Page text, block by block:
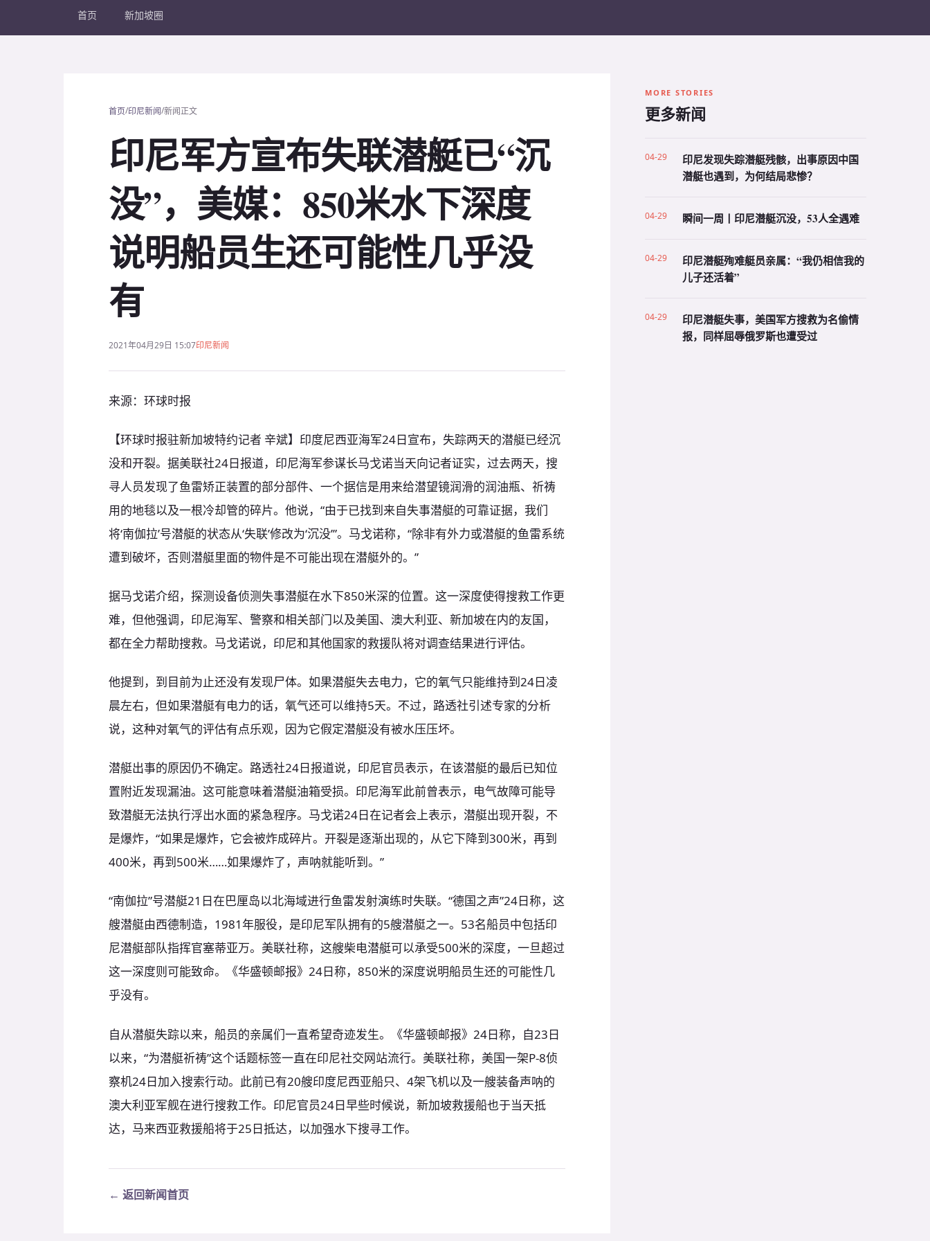
首页 新加坡圈
首页/印尼新闻/新闻正文
印尼军方宣布失联潜艇已“沉
没”，美媒：850米水下深度
说明船员生还可能性几乎没
有
2021年04月29日 15:07印尼新闻
来源：环球时报
【环球时报驻新加坡特约记者 辛斌】印度尼西亚海军24日宣布，失踪两天的潜艇已经沉
没和开裂。据美联社24日报道，印尼海军参谋长马戈诺当天向记者证实，过去两天，搜
寻人员发现了鱼雷矫正装置的部分部件、一个据信是用来给潜望镜润滑的润油瓶、祈祷
用的地毯以及一根冷却管的碎片。他说，“由于已找到来自失事潜艇的可靠证据，我们
将‘南伽拉’号潜艇的状态从‘失联’修改为‘沉没’”。马戈诺称，“除非有外力或潜艇的鱼雷系统
遭到破坏，否则潜艇里面的物件是不可能出现在潜艇外的。”
据马戈诺介绍，探测设备侦测失事潜艇在水下850米深的位置。这一深度使得搜救工作更
难，但他强调，印尼海军、警察和相关部门以及美国、澳大利亚、新加坡在内的友国，
都在全力帮助搜救。马戈诺说，印尼和其他国家的救援队将对调查结果进行评估。
他提到，到目前为止还没有发现尸体。如果潜艇失去电力，它的氧气只能维持到24日凌
晨左右，但如果潜艇有电力的话，氧气还可以维持5天。不过，路透社引述专家的分析
说，这种对氧气的评估有点乐观，因为它假定潜艇没有被水压压坏。
潜艇出事的原因仍不确定。路透社24日报道说，印尼官员表示，在该潜艇的最后已知位
置附近发现漏油。这可能意味着潜艇油箱受损。印尼海军此前曾表示，电气故障可能导
致潜艇无法执行浮出水面的紧急程序。马戈诺24日在记者会上表示，潜艇出现开裂，不
是爆炸，“如果是爆炸，它会被炸成碎片。开裂是逐渐出现的，从它下降到300米，再到
400米，再到500米……如果爆炸了，声呐就能听到。”
“南伽拉”号潜艇21日在巴厘岛以北海域进行鱼雷发射演练时失联。“德国之声”24日称，这
艘潜艇由西德制造，1981年服役，是印尼军队拥有的5艘潜艇之一。53名船员中包括印
尼潜艇部队指挥官塞蒂亚万。美联社称，这艘柴电潜艇可以承受500米的深度，一旦超过
这一深度则可能致命。《华盛顿邮报》24日称，850米的深度说明船员生还的可能性几
乎没有。
自从潜艇失踪以来，船员的亲属们一直希望奇迹发生。《华盛顿邮报》24日称，自23日
以来，“为潜艇祈祷”这个话题标签一直在印尼社交网站流行。美联社称，美国一架P-8侦
察机24日加入搜索行动。此前已有20艘印度尼西亚船只、4架飞机以及一艘装备声呐的
澳大利亚军舰在进行搜救工作。印尼官员24日早些时候说，新加坡救援船也于当天抵
达，马来西亚救援船将于25日抵达，以加强水下搜寻工作。
← 返回新闻首页
MORE STORIES
更多新闻
04-29
印尼发现失踪潜艇残骸，出事原因中国
潜艇也遇到，为何结局悲惨？
04-29 瞬间一周丨印尼潜艇沉没，53人全遇难
04-29
印尼潜艇殉难艇员亲属：“我仍相信我的
儿子还活着”
04-29
印尼潜艇失事，美国军方搜救为名偷情
报，同样屈辱俄罗斯也遭受过